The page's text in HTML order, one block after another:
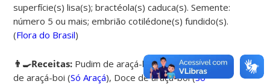
superfície(s) lisa(s); bractéola(s) caduca(s). Semente:
número 5 ou mais; embrião cotilédone(s) fundido(s).
(Flora do Brasil)
👨‍🍳Receitas: Pudim de araçá-boi(Só Araçá),Creme
de araçá-boi(Só Araçá), Doce de araçá-boi(Só